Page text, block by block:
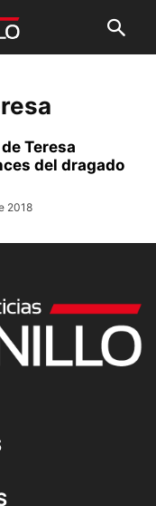
Teresa
del dragado
2018